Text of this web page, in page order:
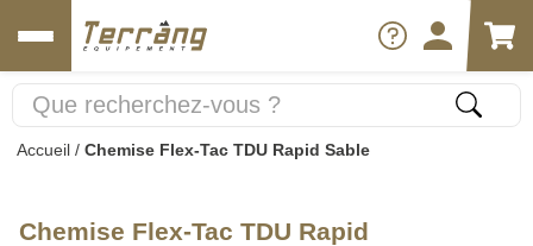
Accueil / Chemise Flex-Tac TDU Rapid Sable
Chemise Flex-Tac TDU Rapid